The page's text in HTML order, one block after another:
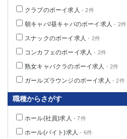
クラブのボーイ求人 - 2件
朝キャバ/昼キャバのボーイ求人 - 2件
スナックのボーイ求人 - 2件
コンカフェのボーイ求人 - 2件
熟女キャバクラのボーイ求人 - 2件
ガールズラウンジのボーイ求人 - 2件
職種からさがす
ホール(社員)求人 - 7件
ホール(バイト)求人 - 6件